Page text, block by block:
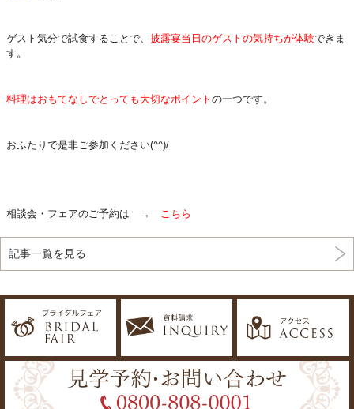
ゲスト気分で試食することで、 披露宴当日のゲストの気持ちが体験できま
す。
料理はおもてなしでとっても大切なポイント の一つです。
おふたりで是非ご参加ください(^^)/
相談会・フェアのご予約は → こちら
記事一覧を見る